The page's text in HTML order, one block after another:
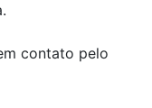
contato pelo